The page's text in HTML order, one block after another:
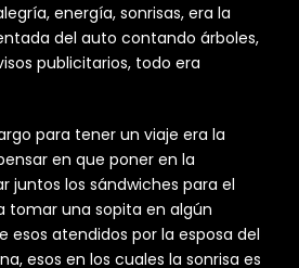
energía, sonrisas, era la
del auto contando árboles,
publicitarios, todo era
para tener un viaje era la
en que poner en la
juntos los sándwiches para el
tomar una sopita en algún
esos atendidos por la esposa del
esos en los cuales la sonrisa es